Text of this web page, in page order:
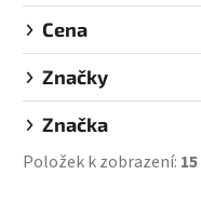
Cena
Značky
Značka
Položek k zobrazení: 15